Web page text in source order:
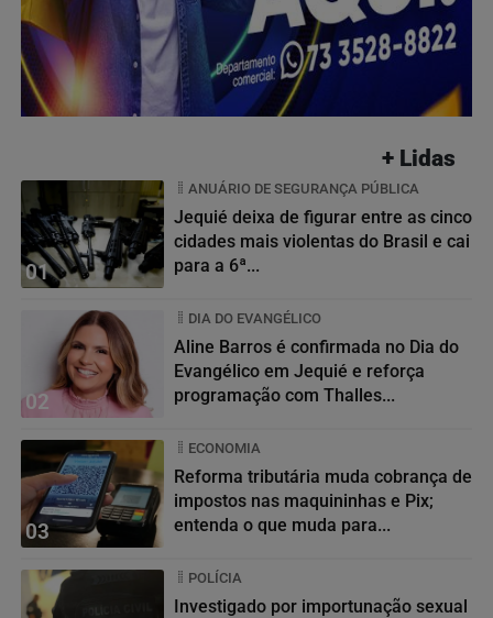
+ Lidas
01
ANUÁRIO DE SEGURANÇA PÚBLICA
Jequié deixa de figurar entre as cinco
cidades mais violentas do Brasil e cai
para a 6ª...
02
DIA DO EVANGÉLICO
Aline Barros é confirmada no Dia do
Evangélico em Jequié e reforça
programação com Thalles...
03
ECONOMIA
Reforma tributária muda cobrança de
impostos nas maquininhas e Pix;
entenda o que muda para...
POLÍCIA
Investigado por importunação sexual